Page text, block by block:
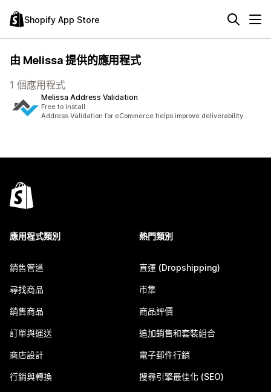
Shopify App Store
由 Melissa 提供的應用程式
1 個應用程式
Melissa Address Validation
Free to install
Address Validation for eCommerce helps improve deliverability.
應用程式類別
銷售管道
尋找商品
銷售商品
訂單與運送
商店設計
行銷與轉換
熱門類別
直運 (Dropshipping)
市集
商品評價
追加銷售和套裝組合
電子郵件行銷
搜尋引擎最佳化 (SEO)